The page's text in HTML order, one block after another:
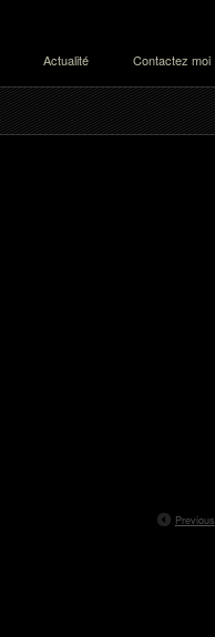
Actualité Contactez moi
Previous